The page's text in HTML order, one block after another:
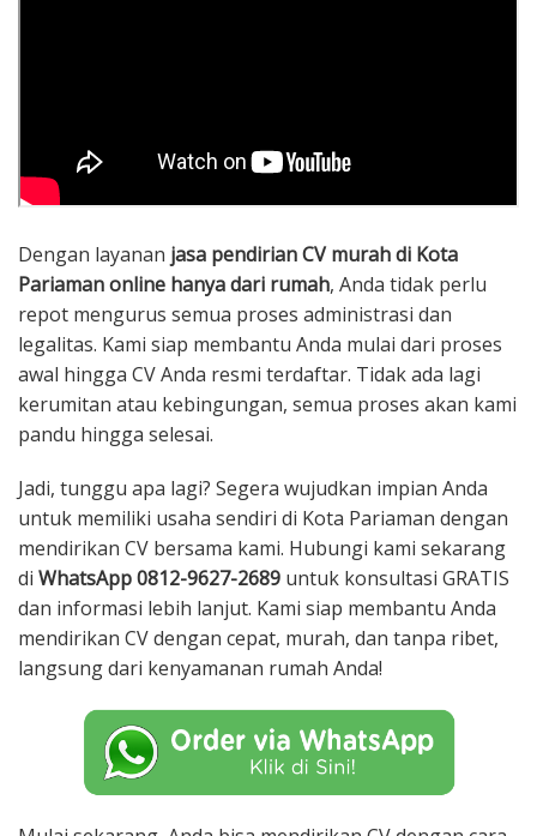
Dengan layanan jasa pendirian CV murah di Kota
Pariaman online hanya dari rumah, Anda tidak perlu
repot mengurus semua proses administrasi dan
legalitas. Kami siap membantu Anda mulai dari proses
awal hingga CV Anda resmi terdaftar. Tidak ada lagi
kerumitan atau kebingungan, semua proses akan kami
pandu hingga selesai.
Jadi, tunggu apa lagi? Segera wujudkan impian Anda
untuk memiliki usaha sendiri di Kota Pariaman dengan
mendirikan CV bersama kami. Hubungi kami sekarang
di WhatsApp 0812-9627-2689 untuk konsultasi GRATIS
dan informasi lebih lanjut. Kami siap membantu Anda
mendirikan CV dengan cepat, murah, dan tanpa ribet,
langsung dari kenyamanan rumah Anda!